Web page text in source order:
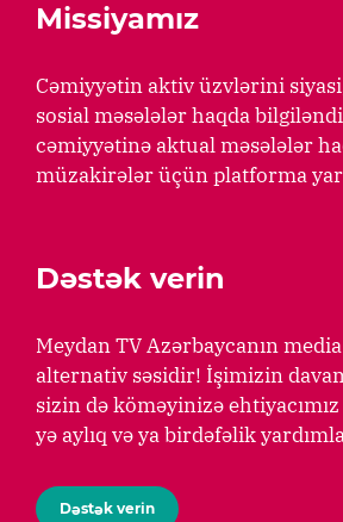
Missiyamız
Cəmiyyətin aktiv üzvlərini
sosial məsələlər haqda
cəmiyyətinə aktual məsələlər
müzakirələr üçün platforma
Dəstək verin
Meydan TV Azərbaycanın
alternativ səsidir! İşimizin
sizin də köməyinizə
yə aylıq və ya birdəfəlik
Dəstək verin